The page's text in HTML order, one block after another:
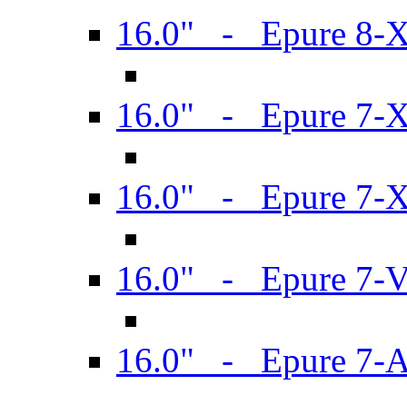
16.0" - Epure 8-
16.0" - Epure 7-
16.0" - Epure 7-
16.0" - Epure 7-
16.0" - Epure 7-